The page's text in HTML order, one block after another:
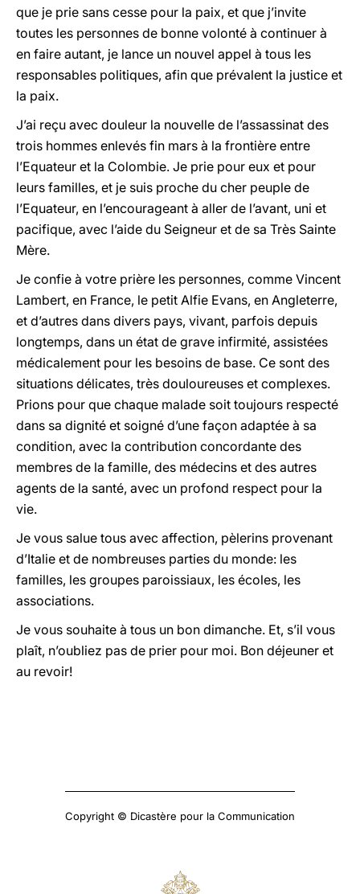
que je prie sans cesse pour la paix, et que j’invite
toutes les personnes de bonne volonté à continuer à
en faire autant, je lance un nouvel appel à tous les
responsables politiques, afin que prévalent la justice et
la paix.
J’ai reçu avec douleur la nouvelle de l’assassinat des
trois hommes enlevés fin mars à la frontière entre
l’Equateur et la Colombie. Je prie pour eux et pour
leurs familles, et je suis proche du cher peuple de
l’Equateur, en l’encourageant à aller de l’avant, uni et
pacifique, avec l’aide du Seigneur et de sa Très Sainte
Mère.
Je confie à votre prière les personnes, comme Vincent
Lambert, en France, le petit Alfie Evans, en Angleterre,
et d’autres dans divers pays, vivant, parfois depuis
longtemps, dans un état de grave infirmité, assistées
médicalement pour les besoins de base. Ce sont des
situations délicates, très douloureuses et complexes.
Prions pour que chaque malade soit toujours respecté
dans sa dignité et soigné d’une façon adaptée à sa
condition, avec la contribution concordante des
membres de la famille, des médecins et des autres
agents de la santé, avec un profond respect pour la
vie.
Je vous salue tous avec affection, pèlerins provenant
d’Italie et de nombreuses parties du monde: les
familles, les groupes paroissiaux, les écoles, les
associations.
Je vous souhaite à tous un bon dimanche. Et, s’il vous
plaît, n’oubliez pas de prier pour moi. Bon déjeuner et
au revoir!
Copyright © Dicastère pour la Communication